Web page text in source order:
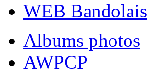
WEB Bandolais
Albums photos
AWPCP